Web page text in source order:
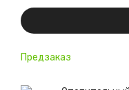
Предзаказ